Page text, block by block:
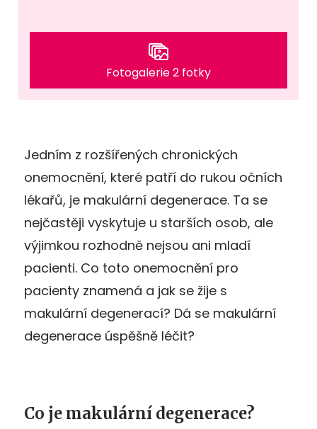
Fotogalerie 2 fotky
Jedním z rozšířených chronických
onemocnění, které patří do rukou očních
lékařů, je makulární degenerace. Ta se
nejčastěji vyskytuje u starších osob, ale
výjimkou rozhodně nejsou ani mladí
pacienti. Co toto onemocnění pro
pacienty znamená a jak se žije s
makulární degenerací? Dá se makulární
degenerace úspěšně léčit?
Co je makulární degenerace?